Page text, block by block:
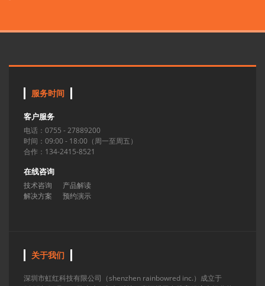
服务时间
客户服务
电话：0755 - 27889200
时间：09:00 - 18:00（周一至周五）
合作：134-2415-8521
在线咨询
技术咨询
产品解读
解决方案
预约演示
关于我们
深圳市虹红科技有限公司（shenzhen rainbowred inc.）成立于